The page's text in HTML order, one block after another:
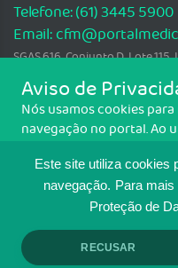
Este site utiliza cookies
navegação. Para
Proteção de
RECUSAR
Telefone: (61) 3445 5900
Email:
SGAS 616, Conjunto D, Lote
CNPJ: 33.583.550/0001-30
Copyright CFM. Todos os
TRANSPARÊNCIA
Aviso de
Nós usamos cookies
navegação no portal. Ao
Para ter mais
Política de cookies. Se